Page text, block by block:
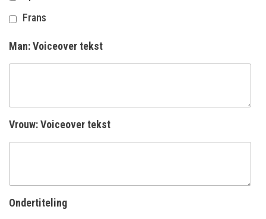
Frans
Man: Voiceover tekst
Vrouw: Voiceover tekst
Ondertiteling